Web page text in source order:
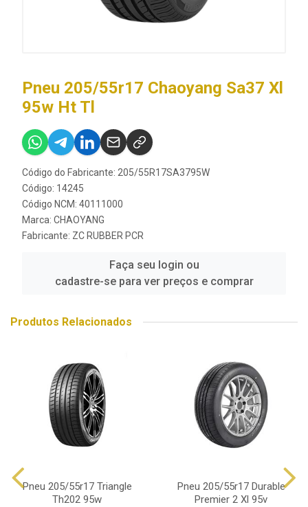
Pneu 205/55r17 Chaoyang Sa37 Xl
95w Ht Tl
Código do Fabricante: 205/55R17SA3795W
Código: 14245
Código NCM: 40111000
Marca: CHAOYANG
Fabricante: ZC RUBBER PCR
Faça seu login ou
cadastre-se para ver preços e comprar
Produtos Relacionados
Pneu 205/55r17 Triangle
Th202 95w
Pneu 205/55r17 Durable
Premier 2 Xl 95v